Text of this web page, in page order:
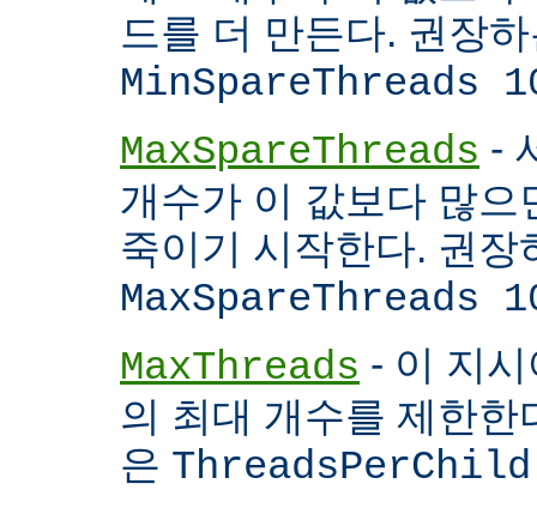
드를 더 만든다. 권장
MinSpareThreads
MaxSpareThreads -
개수가 이 값보다 많으
죽이기 시작한다. 권장
MaxSpareThreads
MaxThreads - 이 지
의 최대 개수를 제한한
은